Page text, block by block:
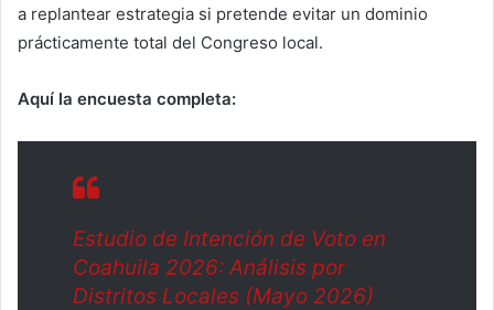
a replantear estrategia si pretende evitar un dominio
prácticamente total del Congreso local.
Aquí la encuesta completa:
Estudio de Intención de Voto en
Coahuila 2026: Análisis por
Distritos Locales (Mayo 2026)